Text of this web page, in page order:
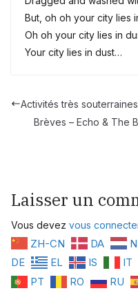
But, oh oh your city lies
Oh oh your city lies in
Your city lies in dust…
Activités très
Brèves – Echo & The
Laisser un
Vous devez vous
ZH-CN DA
DE
EL IS IT
PT
RO RU